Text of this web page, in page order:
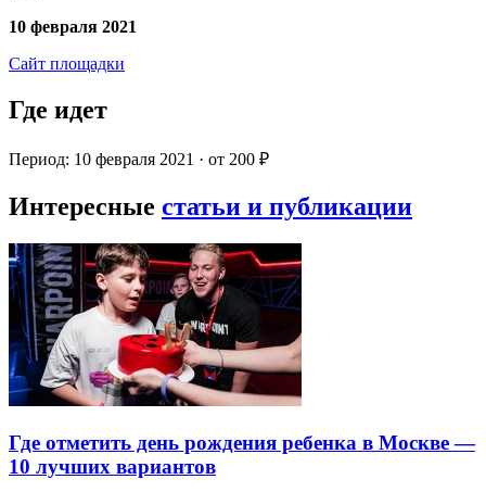
10 февраля 2021
Сайт площадки
Где идет
Период: 10 февраля 2021 · от 200 ₽
Интересные статьи и публикации
Где отметить день рождения ребенка в Москве —
10 лучших вариантов